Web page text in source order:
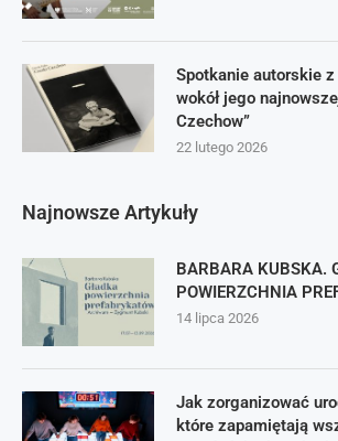
Spotkanie autorskie
wokół jego
Czechow”
22 lutego 2026
Najnowsze Artykuły
BARBARA KUBSKA.
POWIERZCHNIA
14 lipca 2026
Jak zorganizować
które zapamiętają